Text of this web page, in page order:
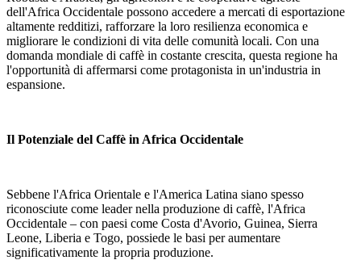
dell'Africa Occidentale possono accedere a mercati di esportazione
altamente redditizi, rafforzare la loro resilienza economica e
migliorare le condizioni di vita delle comunità locali. Con una
domanda mondiale di caffè in costante crescita, questa regione ha
l'opportunità di affermarsi come protagonista in un'industria in
espansione.
Il Potenziale del Caffè in Africa Occidentale
Sebbene l'Africa Orientale e l'America Latina siano spesso
riconosciute come leader nella produzione di caffè, l'Africa
Occidentale – con paesi come Costa d'Avorio, Guinea, Sierra
Leone, Liberia e Togo, possiede le basi per aumentare
significativamente la propria produzione.